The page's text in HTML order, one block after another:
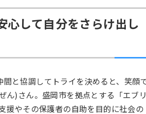
して自分をさらけ出し
と協調してトライを決めると、笑顔
ん)さん。盛岡市を拠点とする「エブ
援やその保護者の自助を目的に社会の